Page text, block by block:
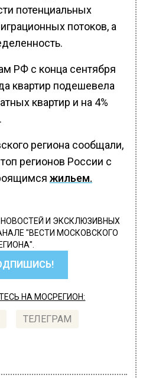
потенциальных
потоков, а
РФ с конца сентября
квартир подешевела
квартир и на 4%
региона сообщали,
регионов России с
жильем.
И ЭКСКЛЮЗИВНЫХ
"ВЕСТИ МОСКОВСКОГО
НА МОСРЕГИОН:
ТЕЛЕГРАМ